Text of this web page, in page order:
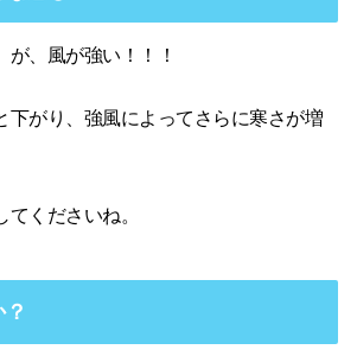
が、風が強い！！！
下がり、強風によってさらに寒さが増
くださいね。